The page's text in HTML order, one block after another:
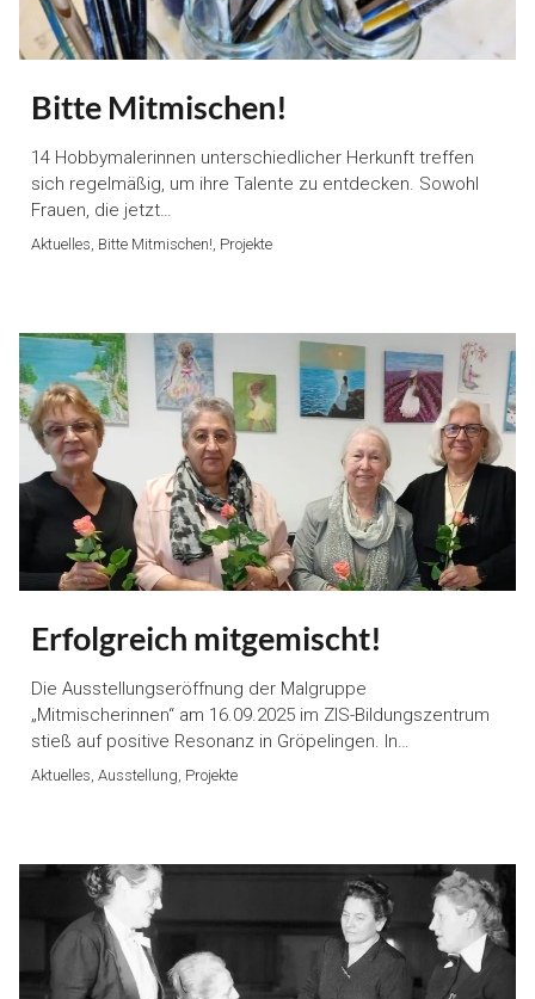
Bitte Mitmischen!
14 Hobbymalerinnen unterschiedlicher Herkunft treffen
sich regelmäßig, um ihre Talente zu entdecken. Sowohl
Frauen, die jetzt…
Aktuelles, Bitte Mitmischen!, Projekte
Erfolgreich mitgemischt!
Die Ausstellungseröffnung der Malgruppe
„Mitmischerinnen“ am 16.09.2025 im ZIS-Bildungszentrum
stieß auf positive Resonanz in Gröpelingen. In…
Aktuelles, Ausstellung, Projekte